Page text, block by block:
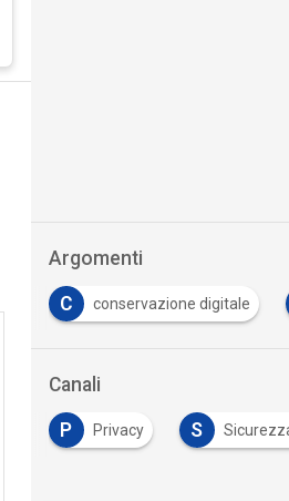
Argomenti
C conservazione digitale
Canali
P Privacy S